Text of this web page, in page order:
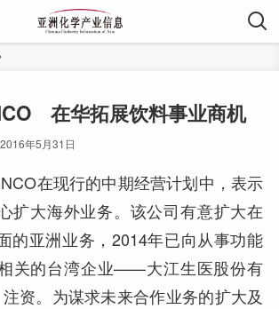
在华拓展饮料事业商机
2016年5月31日
在现行的中期经营计划中，表示
扩大海外业务。该公司有意扩大在
的亚洲业务，2014年已向从事功能
关的台湾企业——大江生医股份有
资。为谋求未来合作业务的扩大及